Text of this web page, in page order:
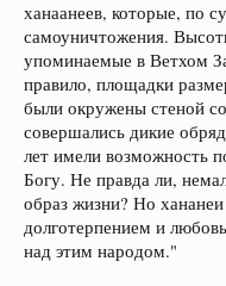
ханаанеев, которые, по
самоуничтожения.
упоминаемые в Ветхом
правило, площадки
были окружены стеной
совершались дикие
лет имели возможность
Богу. Не правда ли,
образ жизни? Но
долготерпением и
над этим народом."